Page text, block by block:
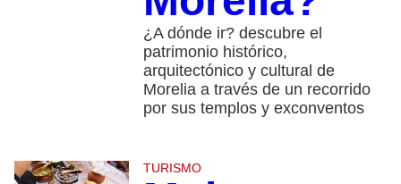
¿A dónde ir? descubre el
patrimonio histórico,
arquitectónico y cultural de
Morelia a través de un recorrido
por sus templos y exconventos
TURISMO